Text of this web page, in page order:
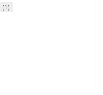
1